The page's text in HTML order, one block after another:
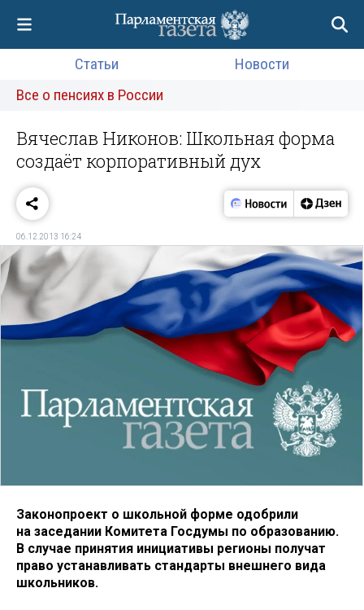
Статьи
Новости
Все о пенсиях в России
Вячеслав Никонов: Школьная форма
создаёт корпоративный дух
06.12.2013 16:24
Законопроект о школьной форме одобрили
на заседании Комитета Госдумы по образованию.
В случае принятия инициативы регионы получат
право устанавливать стандарты внешнего вида
школьников.